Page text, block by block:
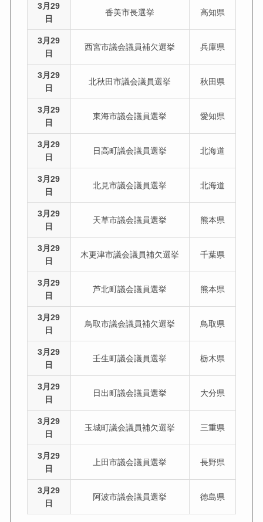
3月29
日
香美市長選挙 高知県
3月29
日
西宮市議会議員補欠選挙 兵庫県
3月29
日
北秋田市議会議員選挙 秋田県
3月29
日
東海市議会議員選挙 愛知県
3月29
日
日高町議会議員選挙 北海道
3月29
日
北見市議会議員選挙 北海道
3月29
日
天草市議会議員選挙 熊本県
3月29
日
木更津市議会議員補欠選挙 千葉県
3月29
日
芦北町議会議員選挙 熊本県
3月29
日
鳥取市議会議員補欠選挙 鳥取県
3月29
日
壬生町議会議員選挙 栃木県
3月29
日
日出町議会議員選挙 大分県
3月29
日
玉城町議会議員補欠選挙 三重県
3月29
日
上田市議会議員選挙 長野県
3月29
日
阿波市議会議員選挙 徳島県